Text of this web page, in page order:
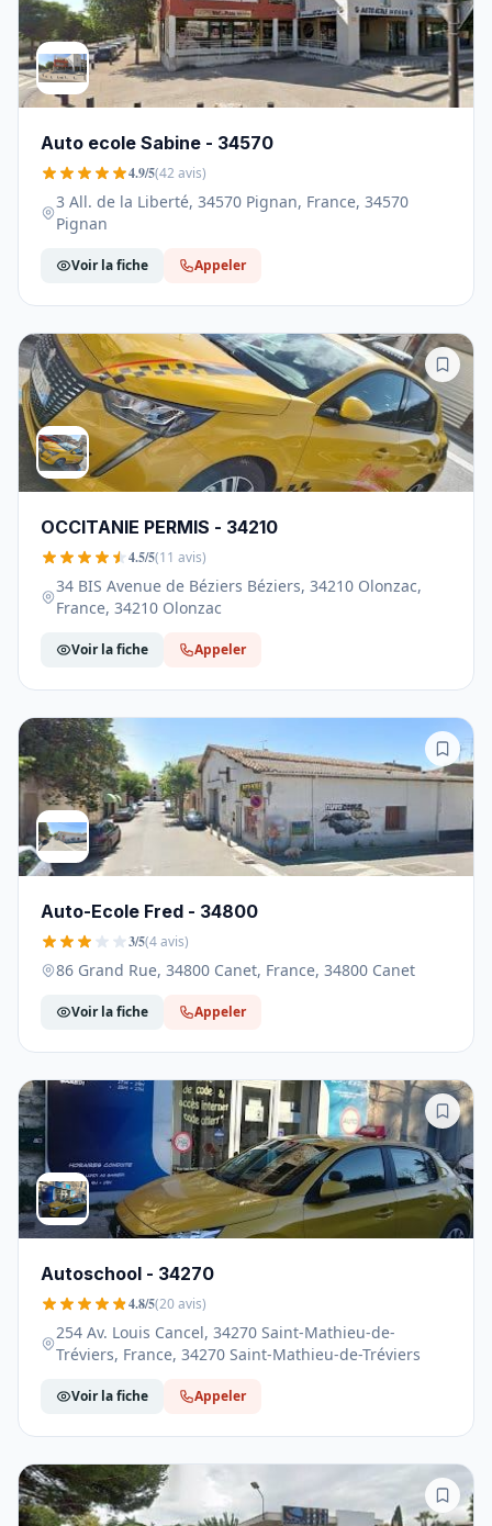
Auto ecole Sabine - 34570
4.9/5(42 avis)
3 All. de la Liberté, 34570 Pignan, France, 34570
Pignan
Voir la fiche Appeler
OCCITANIE PERMIS - 34210
4.5/5(11 avis)
34 BIS Avenue de Béziers Béziers, 34210 Olonzac,
France, 34210 Olonzac
Voir la fiche Appeler
Auto-Ecole Fred - 34800
3/5(4 avis)
86 Grand Rue, 34800 Canet, France, 34800 Canet
Voir la fiche Appeler
Autoschool - 34270
4.8/5(20 avis)
254 Av. Louis Cancel, 34270 Saint-Mathieu-de-
Tréviers, France, 34270 Saint-Mathieu-de-Tréviers
Voir la fiche Appeler